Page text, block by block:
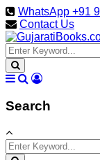
WhatsApp +91
Contact Us
Search